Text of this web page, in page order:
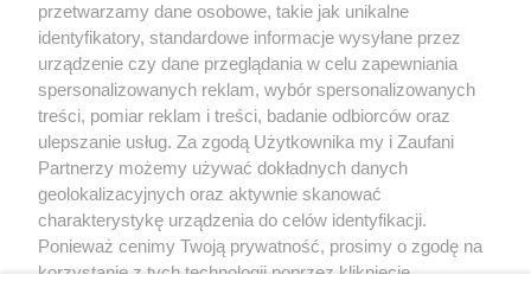
Wybór bram i kurtyn do stref
produkcyjnych i magazynowych
przetwarzamy dane osobowe, takie jak unikalne
identyfikatory, standardowe informacje wysyłane przez
urządzenie czy dane przeglądania w celu zapewniania
spersonalizowanych reklam, wybór spersonalizowanych
treści, pomiar reklam i treści, badanie odbiorców oraz
ulepszanie usług. Za zgodą Użytkownika my i Zaufani
Partnerzy możemy używać dokładnych danych
geolokalizacyjnych oraz aktywnie skanować
charakterystykę urządzenia do celów identyfikacji.
Ponieważ cenimy Twoją prywatność, prosimy o zgodę na
korzystanie z tych technologii poprzez kliknięcie